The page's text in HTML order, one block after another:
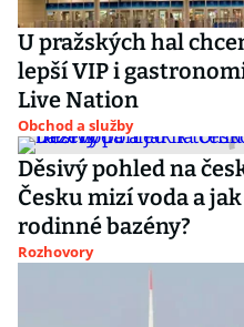
U pražských hal
lepší VIP i
Live Nation
Obchod a služby
Děsivý pohled na
Česku mizí voda a
rodinné bazény?
Rozhovory